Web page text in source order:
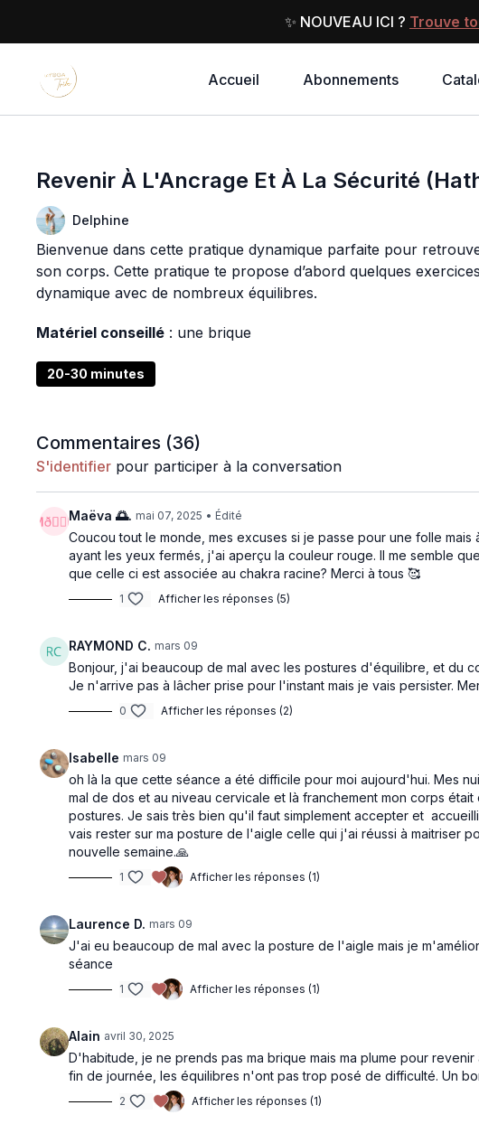
✨ NOUVEAU ICI ? Trouve
Accueil Abonnements
Revenir À L'Ancrage Et À La Sécurité
Delphine
Bienvenue dans cette pratique dynamique parfaite pour
son corps. Cette pratique te propose d’abord quelques
dynamique avec de nombreux équilibres.
Matériel conseillé : une brique
20-30 minutes
Commentaires (36)
S'identifier pour participer à la conversation
Maëva 🌅. mai 07, 2025 • Édité
Coucou tout le monde, mes excuses si je passe pour une folle
ayant les yeux fermés, j'ai aperçu la couleur rouge. Il me semble
que celle ci est associée au chakra racine? Merci à tous 🥰
1 Afficher les réponses (5)
RAYMOND C. mars 09
Bonjour, j'ai beaucoup de mal avec les postures d'équilibre, et du
Je n'arrive pas à lâcher prise pour l'instant mais je vais persister.
0 Afficher les réponses (2)
Isabelle mars 09
oh là la que cette séance a été difficile pour moi aujourd'hui. Mes
mal de dos et au niveau cervicale et là franchement mon corps
postures. Je sais très bien qu'il faut simplement accepter et
vais rester sur ma posture de l'aigle celle qui j'ai réussi à maitriser
nouvelle semaine.🙏
1 Afficher les réponses (1)
Laurence D. mars 09
J'ai eu beaucoup de mal avec la posture de l'aigle mais je
séance
1 Afficher les réponses (1)
Alain avril 30, 2025
D'habitude, je ne prends pas ma brique mais ma plume pour
fin de journée, les équilibres n'ont pas trop posé de difficulté. Un
2 Afficher les réponses (1)